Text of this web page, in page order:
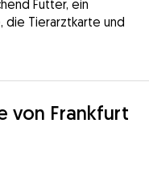
Futter, ein
die Tierarztkarte und
von Frankfurt